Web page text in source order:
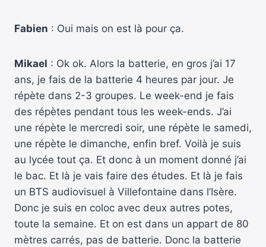
Fabien : Oui mais on est là pour ça.
Mikael : Ok ok. Alors la batterie, en gros j’ai 17
ans, je fais de la batterie 4 heures par jour. Je
répète dans 2-3 groupes. Le week-end je fais
des répètes pendant tous les week-ends. J’ai
une répète le mercredi soir, une répète le samedi,
une répète le dimanche, enfin bref. Voilà je suis
au lycée tout ça. Et donc à un moment donné j’ai
le bac. Et là je vais faire des études. Et là je fais
un BTS audiovisuel à Villefontaine dans l’Isère.
Donc je suis en coloc avec deux autres potes,
toute la semaine. Et on est dans un appart de 80
mètres carrés, pas de batterie. Donc la batterie